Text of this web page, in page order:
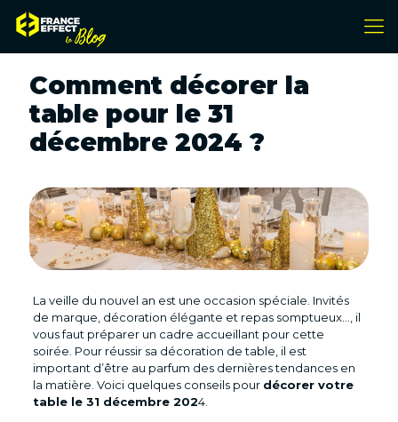
Comment décorer la
table pour le 31
décembre 2024 ?
La veille du nouvel an est une occasion spéciale. Invités
de marque, décoration élégante et repas somptueux…, il
vous faut préparer un cadre accueillant pour cette
soirée. Pour réussir sa décoration de table, il est
important d’être au parfum des dernières tendances en
la matière. Voici quelques conseils pour décorer votre
table le 31 décembre 2024.